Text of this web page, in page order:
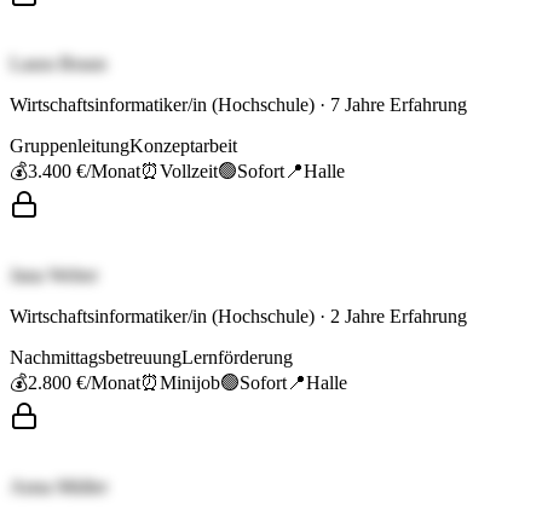
Laura Braun
Wirtschaftsinformatiker/in (Hochschule) · 7 Jahre Erfahrung
GruppenleitungKonzeptarbeit
💰3.400 €/Monat⏰Vollzeit🟢Sofort 📍Halle
Jana Weber
Wirtschaftsinformatiker/in (Hochschule) · 2 Jahre Erfahrung
NachmittagsbetreuungLernförderung
💰2.800 €/Monat⏰Minijob🟢Sofort 📍Halle
Anna Müller